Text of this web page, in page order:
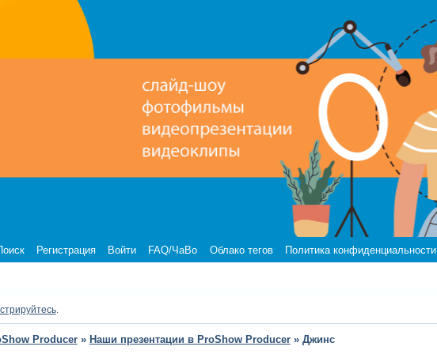
Регистрация Войти FAQ/ЧаВо Облако тегов Политика конфиденциальности
.
Producer » Наши презентации в ProShow Producer » Джинс